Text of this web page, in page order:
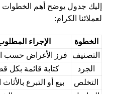
إليك جدول يوضح أهم الخطوات
لعملائنا الكرام:
الخطوة الإجراء
التصنيف
فرز الأغراض حسب
الجرد
كتابة قائمة بكل
التخلص
بيع أو التبرع بالأثاث